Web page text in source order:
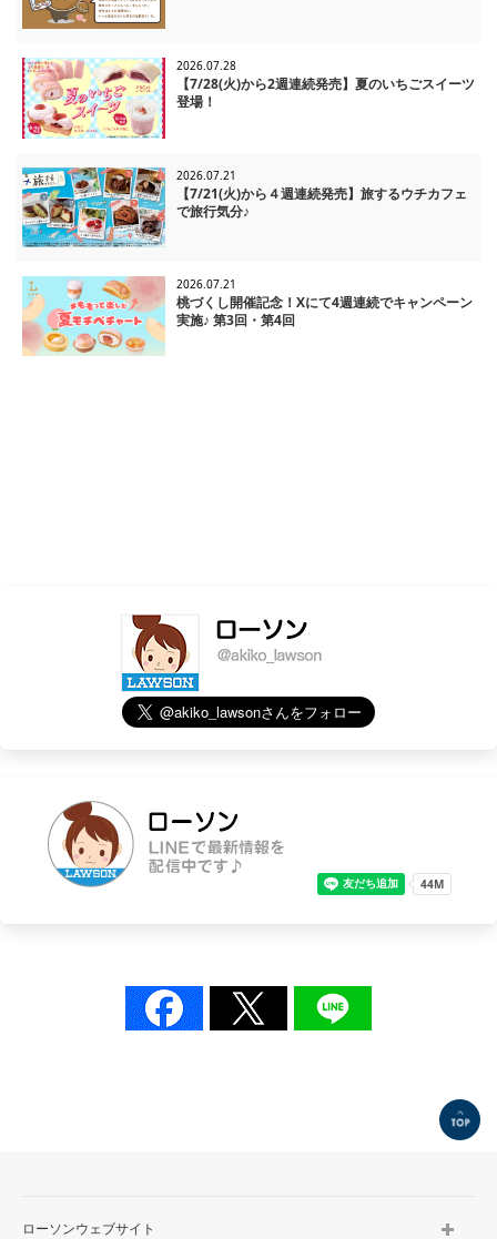
2026.07.28
【7/28(火)から2週連続発売】夏のいちごスイーツ
登場！
2026.07.21
【7/21(火)から４週連続発売】旅するウチカフェ
で旅行気分♪
2026.07.21
桃づくし開催記念！Xにて4週連続でキャンペーン
実施♪ 第3回・第4回
ローソンウェブサイト